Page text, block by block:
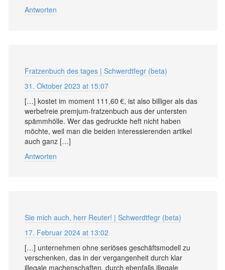
Antworten
Fratzenbuch des tages | Schwerdtfegr (beta)
31. Oktober 2023 at 15:07
[…] kostet im moment 111,60 €, ist also billiger als das
werbefreie premjum-fratzenbuch aus der untersten
spämmhölle. Wer das gedruckte heft nicht haben
möchte, weil man die beiden interessierenden artikel
auch ganz […]
Antworten
Sie mich auch, herr Reuter! | Schwerdtfegr (beta)
17. Februar 2024 at 13:02
[…] unternehmen ohne seriöses geschäftsmodell zu
verschenken, das in der vergangenheit durch klar
illegale machenschaften, durch ebenfalls illegale